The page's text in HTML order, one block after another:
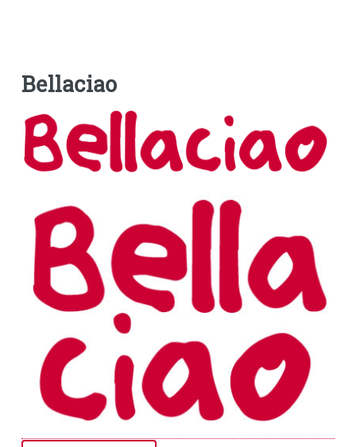
Bellaciao